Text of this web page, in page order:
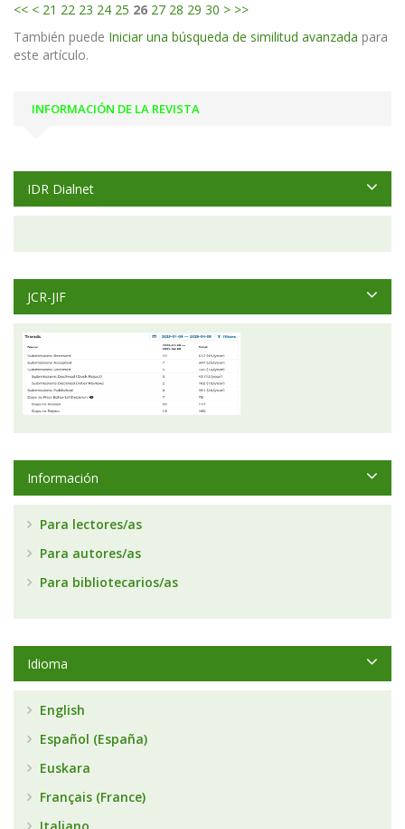
<< < 21 22 23 24 25 26 27 28 29 30 > >>
También puede Iniciar una búsqueda de similitud avanzada para
este artículo.
INFORMACIÓN DE LA REVISTA
IDR Dialnet
JCR-JIF
Información
Para lectores/as
Para autores/as
Para bibliotecarios/as
Idioma
English
Español (España)
Euskara
Français (France)